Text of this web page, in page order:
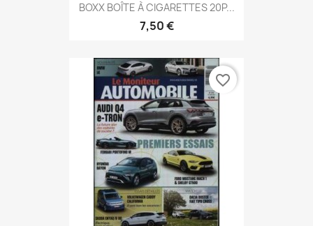
BOXX BOÎTE À CIGARETTES 20P...
7,50 €
favorite_border